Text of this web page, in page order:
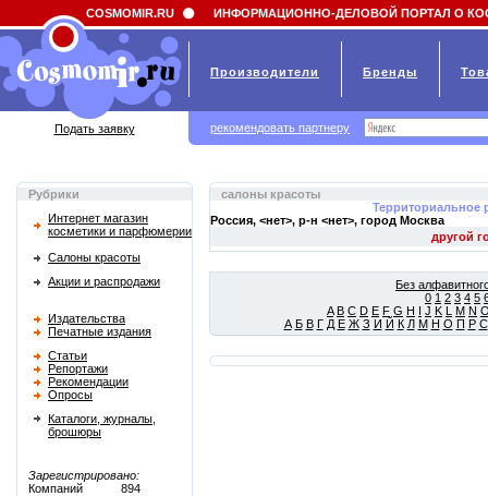
Field 'news_title' doesn't have a default value
Рубрики
Интернет магазин
косметики и парфюмерии
Салоны красоты
Акции и распродажи
Издательства
Печатные издания
Статьи
Репортажи
Рекомендации
Опросы
Каталоги, журналы,
брошюры
Зарегистрировано:
Компаний
894
салоны красоты
Территориальное
Россия, <нет>, р-н <нет>, город Москва
Без
0 1 2 3 4 5
A B C D E F G H I J K L M N
А Б В Г Д Е Ж З И Й К Л М Н О П Р С
COSMOMIR.RU ИНФОРМАЦИОННО-ДЕЛОВОЙ ПОРТАЛ О
Производители Бренды
Подать заявку рекомендовать партнеру